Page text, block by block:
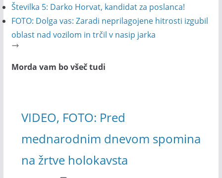
Številka 5: Darko Horvat, kandidat za poslanca!
FOTO: Dolga vas: Zaradi neprilagojene hitrosti izgubil
oblast nad vozilom in trčil v nasip jarka
Morda vam bo všeč tudi
VIDEO, FOTO: Pred
mednarodnim dnevom spomina
na žrtve holokavsta